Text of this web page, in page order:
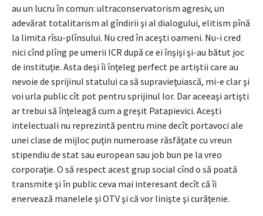
au un lucru în comun: ultraconservatorism agresiv, un
adevărat totalitarism al gîndirii şi al dialogului, elitism pînă
la limita rîsu-plînsului. Nu cred în aceşti oameni. Nu-i cred
nici cînd plîng pe umerii ICR după ce ei înşişi şi-au bătut joc
de instituţie. Asta deşi îi înţeleg perfect pe artiştii care au
nevoie de sprijinul statului ca să supravieţuiască, mi-e clar şi
voi urla public cît pot pentru sprijinul lor. Dar aceeaşi artişti
ar trebui să înţeleagă cum a greşit Patapievici. Aceşti
intelectuali nu reprezintă pentru mine decît portavoci ale
unei clase de mijloc puţin numeroase răsfăţate cu vreun
stipendiu de stat sau european sau job bun pe la vreo
corporaţie. O să respect acest grup social cînd o să poată
transmite şi în public ceva mai interesant decît că îi
enervează manelele şi OTV şi că vor linişte şi curăţenie.